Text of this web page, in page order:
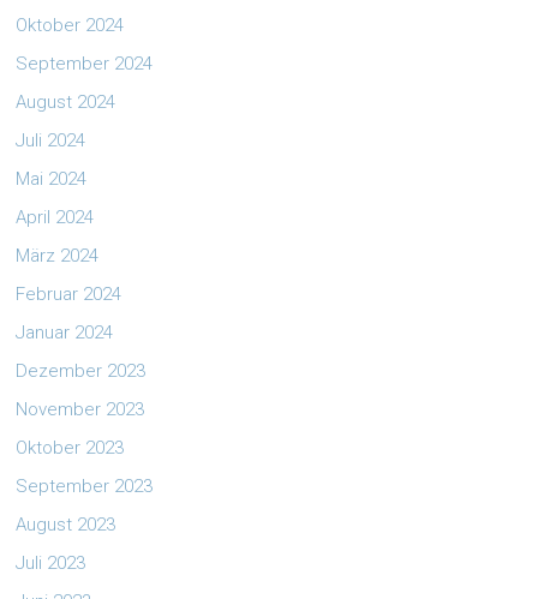
Oktober 2024
September 2024
August 2024
Juli 2024
Mai 2024
April 2024
März 2024
Februar 2024
Januar 2024
Dezember 2023
November 2023
Oktober 2023
September 2023
August 2023
Juli 2023